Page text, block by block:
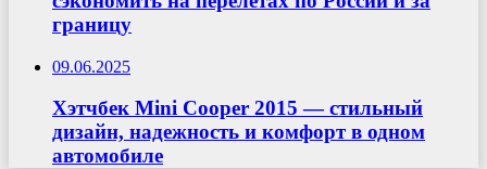
границу
09.06.2025
Хэтчбек Mini Cooper 2015 — стильный
дизайн, надежность и комфорт в одном
автомобиле